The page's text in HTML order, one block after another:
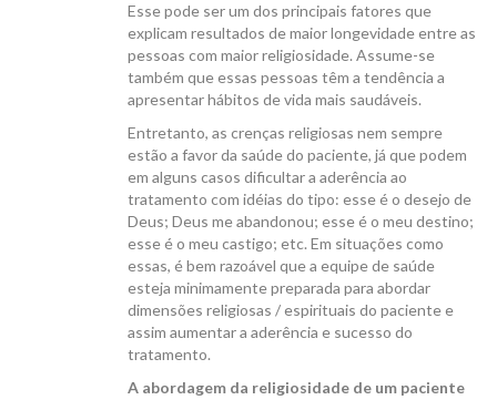
Esse pode ser um dos principais fatores que
explicam resultados de maior longevidade entre as
pessoas com maior religiosidade. Assume-se
também que essas pessoas têm a tendência a
apresentar hábitos de vida mais saudáveis.
Entretanto, as crenças religiosas nem sempre
estão a favor da saúde do paciente, já que podem
em alguns casos dificultar a aderência ao
tratamento com idéias do tipo: esse é o desejo de
Deus; Deus me abandonou; esse é o meu destino;
esse é o meu castigo; etc. Em situações como
essas, é bem razoável que a equipe de saúde
esteja minimamente preparada para abordar
dimensões religiosas / espirituais do paciente e
assim aumentar a aderência e sucesso do
tratamento.
A abordagem da religiosidade de um paciente